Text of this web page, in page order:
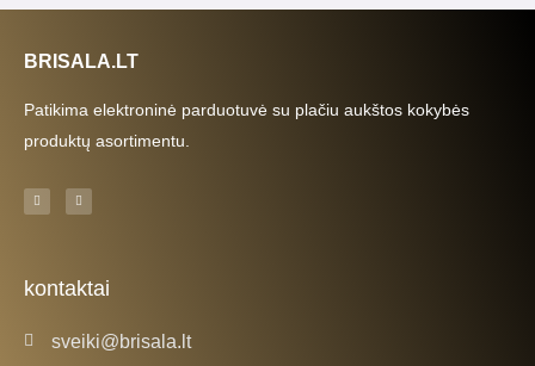
BRISALA.LT
Patikima elektroninė parduotuvė su plačiu aukštos kokybės
produktų asortimentu.
F
a
c
-
f
I
n
s
m
kontaktai
sveiki@brisala.lt